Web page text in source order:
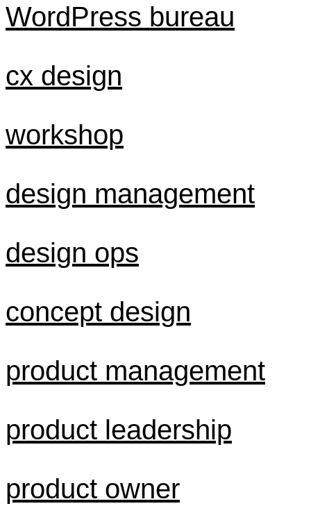
WordPress bureau
cx design
workshop
design management
design ops
concept design
product management
product leadership
product owner